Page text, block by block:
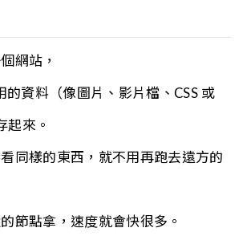
網站，
的資料（像圖片、影片檔、CSS 或
起來。
同樣的東西，就不用再跑去遠方的
節點拿，速度就會快很多。